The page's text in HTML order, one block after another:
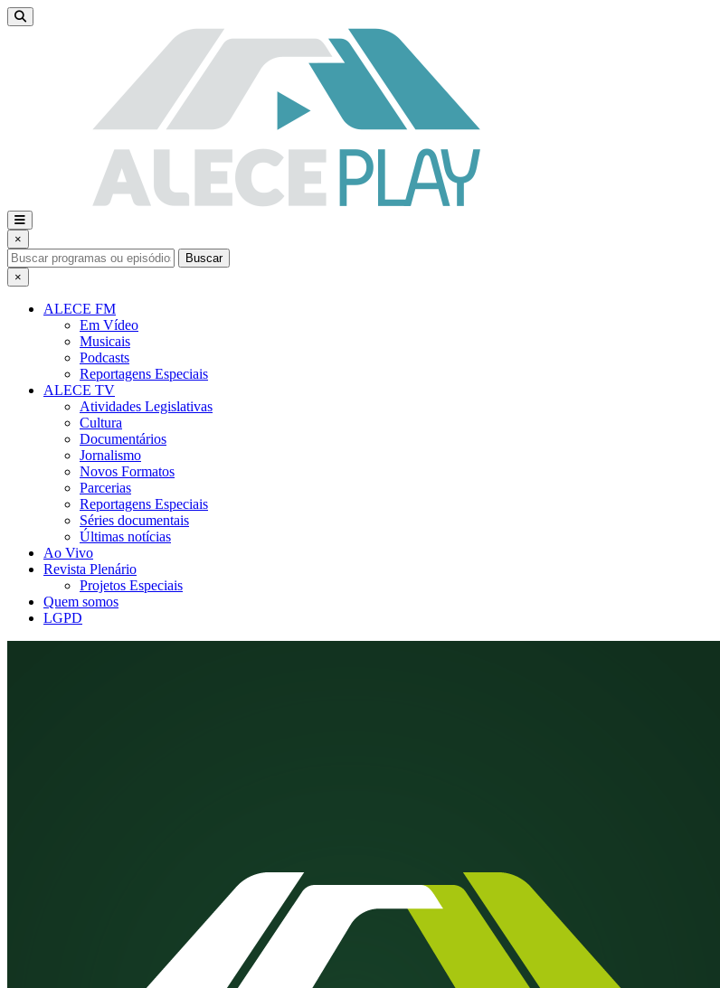
×
Buscar
×
ALECE FM
Em Vídeo
Musicais
Podcasts
Reportagens Especiais
ALECE TV
Atividades Legislativas
Cultura
Documentários
Jornalismo
Novos Formatos
Parcerias
Reportagens Especiais
Séries documentais
Últimas notícias
Ao Vivo
Revista Plenário
Projetos Especiais
Quem somos
LGPD